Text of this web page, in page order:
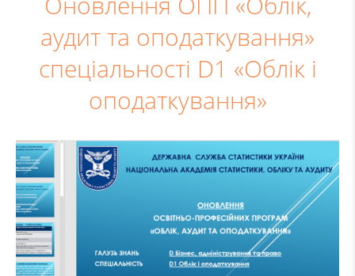
аудит та оподаткування»
спеціальності D1 «Облік і
оподаткування»